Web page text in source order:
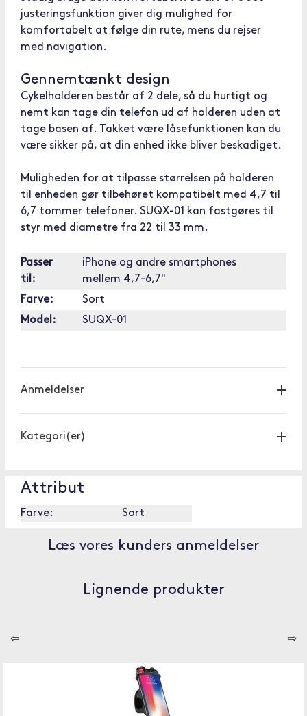
justeringsfunktion giver dig mulighed for
komfortabelt at følge din rute, mens du rejser
med navigation.
Gennemtænkt design
Cykelholderen består af 2 dele, så du hurtigt og
nemt kan tage din telefon ud af holderen uden at
tage basen af. Takket være låsefunktionen kan du
være sikker på, at din enhed ikke bliver beskadiget.
Muligheden for at tilpasse størrelsen på holderen
til enheden gør tilbehøret kompatibelt med 4,7 til
6,7 tommer telefoner. SUQX-01 kan fastgøres til
styr med diametre fra 22 til 33 mm.
Passer
til:
iPhone og andre smartphones
mellem 4,7-6,7"
Farve:
Sort
Model:
SUQX-01
Anmeldelser
Kategori(er)
Attribut
Farve: Sort
Læs vores kunders anmeldelser
Lignende produkter
⇦ ⇨